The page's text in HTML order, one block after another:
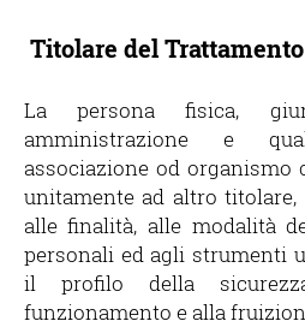
Titolare del
La persona fisica,
amministrazione e
associazione od organismo
unitamente ad altro
alle finalità, alle modalità
personali ed agli strumenti
il profilo della
funzionamento e alla